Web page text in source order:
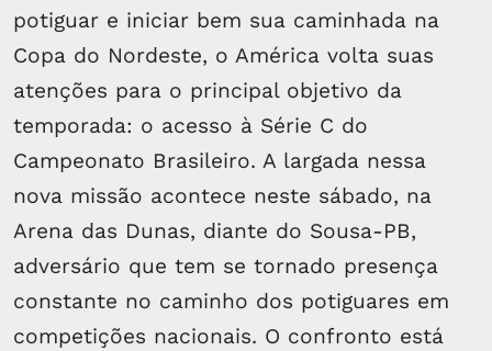
potiguar e iniciar bem sua caminhada na
Copa do Nordeste, o América volta suas
atenções para o principal objetivo da
temporada: o acesso à Série C do
Campeonato Brasileiro. A largada nessa
nova missão acontece neste sábado, na
Arena das Dunas, diante do Sousa-PB,
adversário que tem se tornado presença
constante no caminho dos potiguares em
competições nacionais. O confronto está